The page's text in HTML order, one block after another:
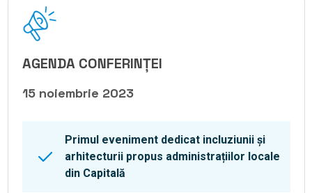
AGENDA CONFERINȚEI
15 noiembrie 2023
Primul eveniment dedicat incluziunii și
arhitecturii propus administrațiilor locale
din Capitală